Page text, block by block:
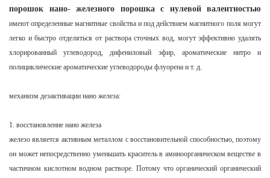
порошок нано- железного порошка с нулевой валентностью
имеют определенные магнитные свойства и под действием магнитного поля могут
легко и быстро отделяться от раствора сточных вод, могут эффективно удалять
хлорированный углеводород, дифениловый эфир, ароматические нитро и
полициклические ароматические углеводороды флуорена и т. д.
механизм дезактивации нано железа:
1. восстановление нано железа
железо является активным металлом с восстановительной способностью, поэтому
он может непосредственно уменьшать краситель в аминоорганическом веществе в
частичном кислотном водном растворе. Потому что органический органический